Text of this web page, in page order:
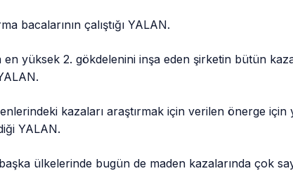
bacalarının çalıştığı YALAN.
en yüksek 2. gökdelenini inşa eden şirketin bütün
kazaları araştırmak için verilen önerge için
YALAN.
ülkelerinde bugün de maden kazalarında çok